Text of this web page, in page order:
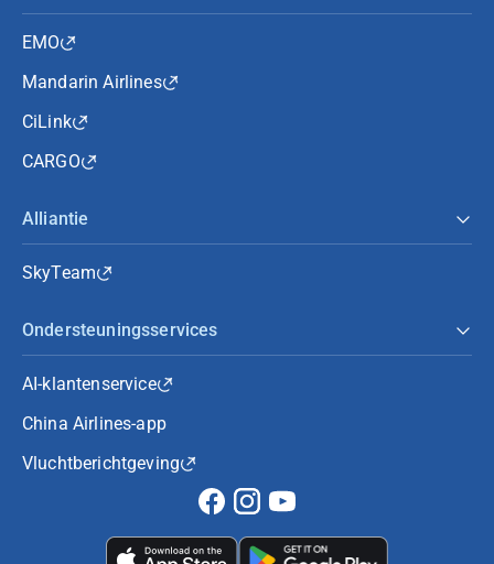
EMO
Mandarin Airlines
CiLink
CARGO
Alliantie
SkyTeam
Ondersteuningsservices
AI-klantenservice
China Airlines-app
Vluchtberichtgeving